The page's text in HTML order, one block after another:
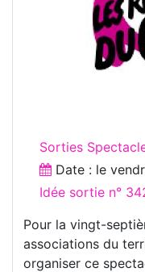
Sorties
Date : le
Idée sortie n°
Pour la vingt-
associations du
organiser ce